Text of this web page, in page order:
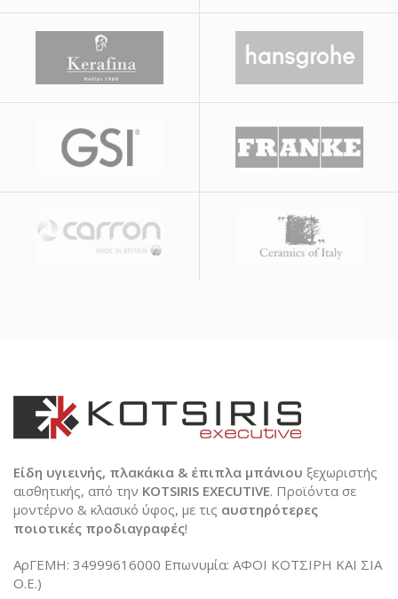
Είδη υγιεινής, πλακάκια & έπιπλα μπάνιου ξεχωριστής
αισθητικής, από την KOTSIRIS EXECUTIVE. Προϊόντα σε
μοντέρνο & κλασικό ύφος, με τις αυστηρότερες
ποιοτικές προδιαγραφές!
ΑρΓΕΜΗ: 34999616000 Επωνυμία: ΑΦΟΙ ΚΟΤΣΙΡΗ ΚΑΙ ΣΙΑ
Ο.Ε.)